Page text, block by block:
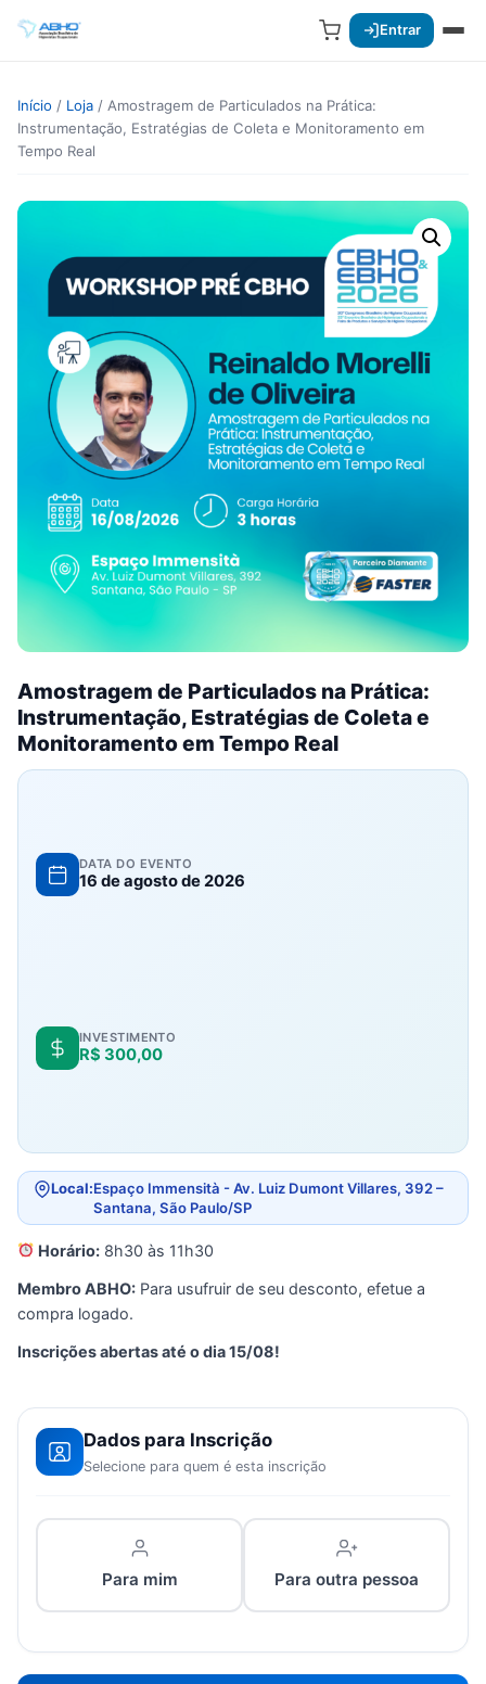
Entrar
Início / Loja / Amostragem de Particulados na Prática:
Instrumentação, Estratégias de Coleta e Monitoramento em
Tempo Real
Amostragem de Particulados na Prática:
Instrumentação, Estratégias de Coleta e
Monitoramento em Tempo Real
DATA DO EVENTO
16 de agosto de 2026
INVESTIMENTO
R$ 300,00
Local:Espaço Immensità - Av. Luiz Dumont Villares, 392 –
Santana, São Paulo/SP
Horário: 8h30 às 11h30
Membro ABHO: Para usufruir de seu desconto, efetue a
compra logado.
Inscrições abertas até o dia 15/08!
Dados para Inscrição
Selecione para quem é esta inscrição
Para mim Para outra pessoa